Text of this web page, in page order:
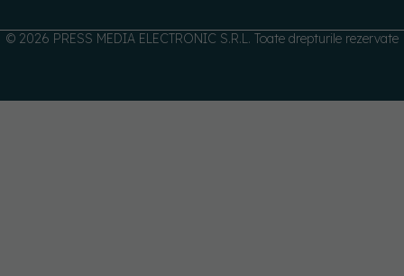
© 2026 PRESS MEDIA ELECTRONIC S.R.L. Toate drepturile rezervate